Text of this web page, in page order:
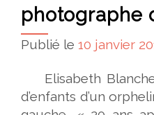
photographe
Publié le 10 janvier
Elisabeth
d’enfants d’un